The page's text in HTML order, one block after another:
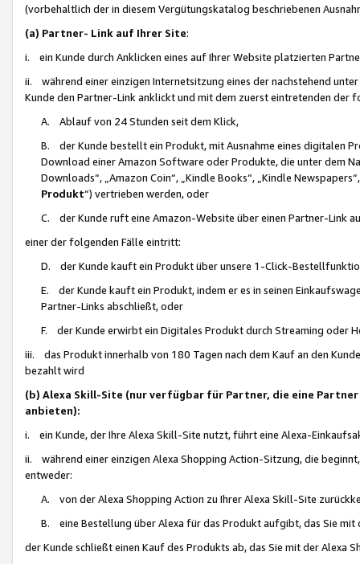
(vorbehaltlich der in diesem Vergütungskatalog beschriebenen
(a) Partner- Link auf Ihrer Site:
i. ein Kunde durch Anklicken eines auf Ihrer Website platzierten
ii. während einer einzigen Internetsitzung eines der nachstehend
Kunde den Partner-Link anklickt und mit dem zuerst eintretenden der
A. Ablauf von 24 Stunden seit dem Klick,
B. der Kunde bestellt ein Produkt, mit Ausnahme eines digitalen
Download einer Amazon Software oder Produkte, die unter dem
Downloads“, „Amazon Coin“, „Kindle Books“, „Kindle
Produkt“) vertrieben werden, oder
C. der Kunde ruft eine Amazon-Website über einen Partner-Link
einer der folgenden Fälle eintritt:
D. der Kunde kauft ein Produkt über unsere 1-Click-
E. der Kunde kauft ein Produkt, indem er es in seinen
Partner-Links abschließt, oder
F. der Kunde erwirbt ein Digitales Produkt durch Streaming oder
iii. das Produkt innerhalb von 180 Tagen nach dem Kauf an den
bezahlt wird
(b) Alexa Skill-Site (nur verfügbar für Partner, die eine
anbieten):
i. ein Kunde, der Ihre Alexa Skill-Site nutzt, führt eine Alexa-
ii. während einer einzigen Alexa Shopping Action-Sitzung, die
entweder:
A. von der Alexa Shopping Action zu Ihrer Alexa Skill-Site
B. eine Bestellung über Alexa für das Produkt aufgibt, das Sie mit
der Kunde schließt einen Kauf des Produkts ab, das Sie mit der Alexa